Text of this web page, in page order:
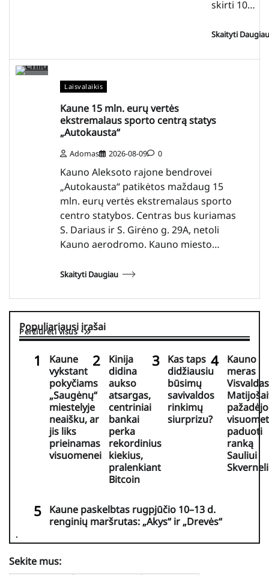
skirti 10…
Skaityti Daugiau
Laisvalaikis
Kaune 15 mln. eurų vertės
ekstremalaus sporto centrą statys
„Autokausta“
Adomas 2026-08-09 0
Kauno Aleksoto rajone bendrovei
„Autokausta“ patikėtos maždaug 15
mln. eurų vertės ekstremalaus sporto
centro statybos. Centras bus kuriamas
S. Dariaus ir S. Girėno g. 29A, netoli
Kauno aerodromo. Kauno miesto…
Skaityti Daugiau
Populiariausi įrašai
Peržiūrėti visus
Kaune
vykstant
pokyčiams
„Saugėnų“
miestelyje
neaišku, ar
jis liks
prieinamas
visuomenei
Kinija
didina
aukso
atsargas,
centriniai
bankai
perka
rekordinius
kiekius,
pralenkiant
Bitcoin
Kas taps
didžiausiu
būsimų
savivaldos
rinkimų
siurprizu?
Kauno
meras
Visvaldas
pažadėjo
visuomet
paduoti
ranką
Sauliui
Kaune paskelbtas rugpjūčio 10–13 d.
renginių maršrutas: „Akys“ ir „Drevės“
Sekite mus: